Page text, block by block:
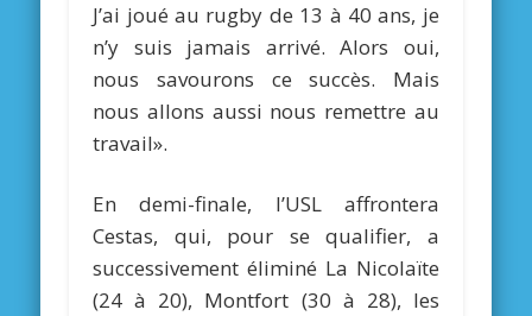
J’ai joué au rugby de 13 à 40 ans, je
n’y suis jamais arrivé. Alors oui,
nous savourons ce succès. Mais
nous allons aussi nous remettre au
travail».
En demi-finale, l’USL affrontera
Cestas, qui, pour se qualifier, a
successivement éliminé La Nicolaïte
(24 à 20), Montfort (30 à 28), les